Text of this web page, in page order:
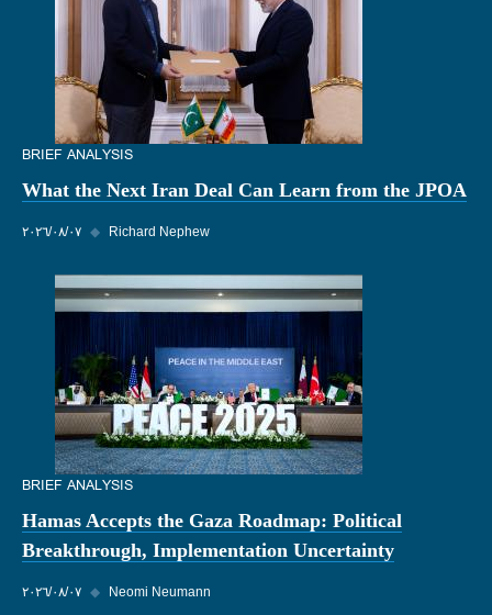
BRIEF ANALYSIS
What the Next Iran Deal Can Learn from the JPOA
٠٧‏/٠٨‏/٢٠٢٦ ◆ Richard Nephew
BRIEF ANALYSIS
Hamas Accepts the Gaza Roadmap: Political
Breakthrough, Implementation Uncertainty
٠٧‏/٠٨‏/٢٠٢٦ ◆ Neomi Neumann